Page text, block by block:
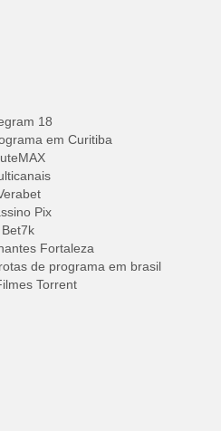
18
em Curitiba
Pix
Bet7k
Fortaleza
de programa em brasil
Torrent